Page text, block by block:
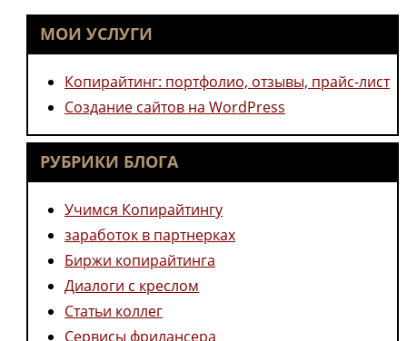
закрыть
поиска.
МОИ УСЛУГИ
Копирайтинг: портфолио, отзывы, прайс-лист
Создание сайтов на WordPress
РУБРИКИ БЛОГА
Учимся Копирайтингу
заработок в партнерках
Биржи копирайтинга
Диалоги с креслом
Статьи коллег
Сервисы фрилансера